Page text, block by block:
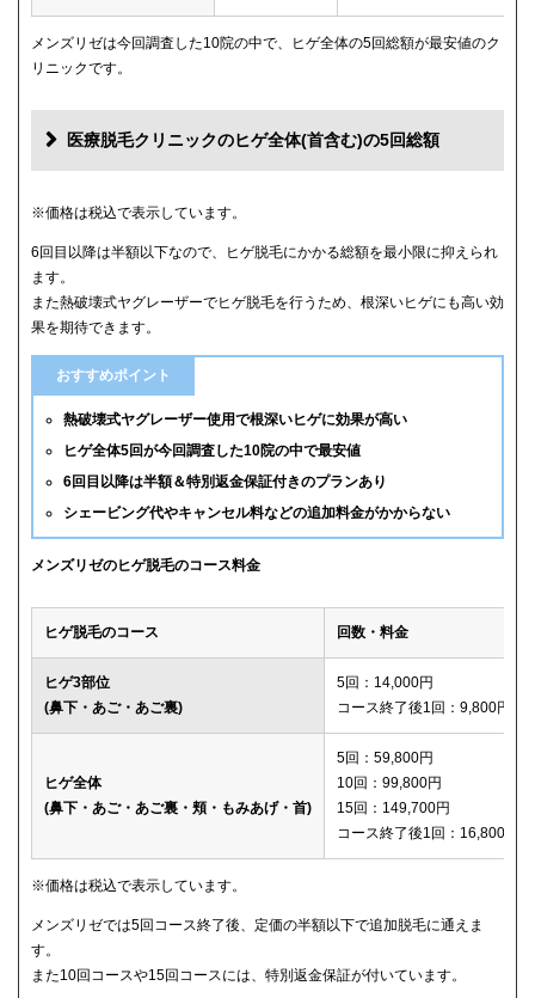
メンズリゼは今回調査した10院の中で、ヒゲ全体の5回総額が最安値のク
リニックです。
医療脱毛クリニックのヒゲ全体(首含む)の5回総額
クリニック
メンズリゼ 59,800円
メンズルシアクリニック 61,600円(平日5回)
65,880円(6回)
渋谷美容外科クリニック 74,800円(首あご裏除く)
ゴリラクリニック 76,800円(平日6回)
メンズエミナル 78,000円
ダビデクリニック
ウィルビークリニックブラック 88,000円
レジーナクリニックオム 132,000円
メディカルエピレーションクリニック 150,600円
※価格は税込で表示しています。
6回目以降は半額以下なので、ヒゲ脱毛にかかる総額を最小限に抑えられ
ます。
また熱破壊式ヤグレーザーでヒゲ脱毛を行うため、根深いヒゲにも高い効
果を期待できます。
おすすめポイント
熱破壊式ヤグレーザー使用で根深いヒゲに効果が高い
ヒゲ全体5回が今回調査した10院の中で最安値
6回目以降は半額＆特別返金保証付きのプランあり
シェービング代やキャンセル料などの追加料金がかからない
メンズリゼのヒゲ脱毛のコース料金
ヒゲ脱毛のコース 回数・料金
ヒゲ3部位
(鼻下・あご・あご裏)
5回：14,000円
コース終了後1回：9,800円
ヒゲ全体
(鼻下・あご・あご裏・頬・もみあげ・首)
5回：59,800円
10回：99,800円
15回：149,700円
コース終了後1回：16,800円
※価格は税込で表示しています。
メンズリゼでは5回コース終了後、定価の半額以下で追加脱毛に通えま
す。
また10回コースや15回コースには、特別返金保証が付いています。